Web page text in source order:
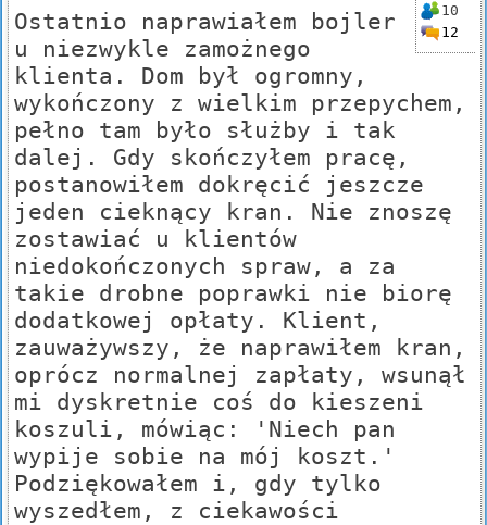
10
12
Ostatnio naprawiałem bojler
u niezwykle zamożnego
klienta. Dom był ogromny,
wykończony z wielkim przepychem,
pełno tam było służby i tak
dalej. Gdy skończyłem pracę,
postanowiłem dokręcić jeszcze
jeden cieknący kran. Nie znoszę
zostawiać u klientów
niedokończonych spraw, a za
takie drobne poprawki nie biorę
dodatkowej opłaty. Klient,
zauważywszy, że naprawiłem kran,
oprócz normalnej zapłaty, wsunął
mi dyskretnie coś do kieszeni
koszuli, mówiąc: 'Niech pan
wypije sobie na mój koszt.'
Podziękowałem i, gdy tylko
wyszedłem, z ciekawości